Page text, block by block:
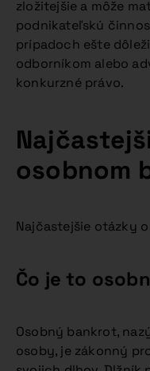
zložitejšie a môže
podnikateľskú
prípadoch ešte
odborníkom alebo
konkurzné právo.
osobnom
Najčastejšie otázky
Čo je to
Osobný bankrot,
osoby, je zákonný